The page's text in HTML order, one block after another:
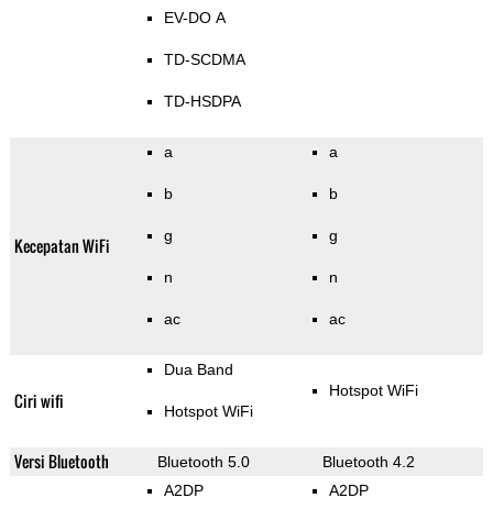
EV-DO A
TD-SCDMA
TD-HSDPA
Kecepatan WiFi
a
b
g
n
ac
a
b
g
n
ac
Ciri wifi
Dua Band
Hotspot WiFi
Hotspot WiFi
Versi Bluetooth Bluetooth 5.0 Bluetooth 4.2
A2DP A2DP